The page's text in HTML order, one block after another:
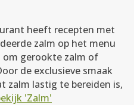
heeft recepten met
zalm op het menu
gerookte zalm of
de exclusieve smaak
zalm lastig te bereiden is,
'Zalm'